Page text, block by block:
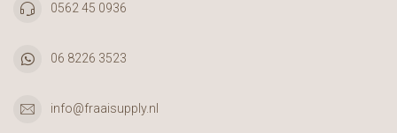
0562 45 0936
06 8226 3523
info@fraaisupply.nl